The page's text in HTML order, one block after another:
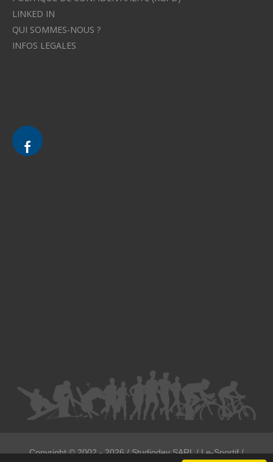
LINKED IN
QUI SOMMES-NOUS ?
INFOS LEGALES
Copyright ©2002 - 2026/ Studiodev SARL / Le-Sportif /